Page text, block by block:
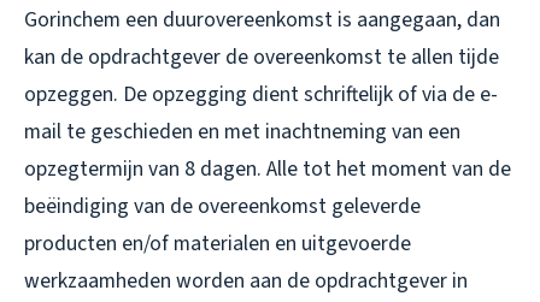
Gorinchem een duurovereenkomst is aangegaan, dan
kan de opdrachtgever de overeenkomst te allen tijde
opzeggen. De opzegging dient schriftelijk of via de e-
mail te geschieden en met inachtneming van een
opzegtermijn van 8 dagen. Alle tot het moment van de
beëindiging van de overeenkomst geleverde
producten en/of materialen en uitgevoerde
werkzaamheden worden aan de opdrachtgever in